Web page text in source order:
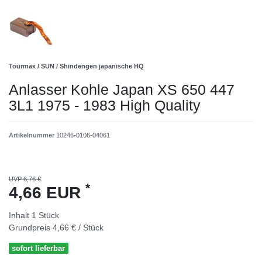
Tourmax / SUN / Shindengen japanische HQ
Anlasser Kohle Japan XS 650 447
3L1 1975 - 1983 High Quality
Artikelnummer 10246-0106-04061
UVP 6,76 €
4,66 EUR *
Inhalt 1 Stück
Grundpreis 4,66 € / Stück
sofort lieferbar